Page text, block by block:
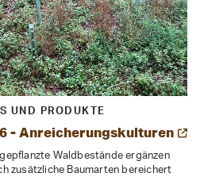
UND PRODUKTE
- Anreicherungskulturen
Waldbestände ergänzen
zusätzliche Baumarten bereichert